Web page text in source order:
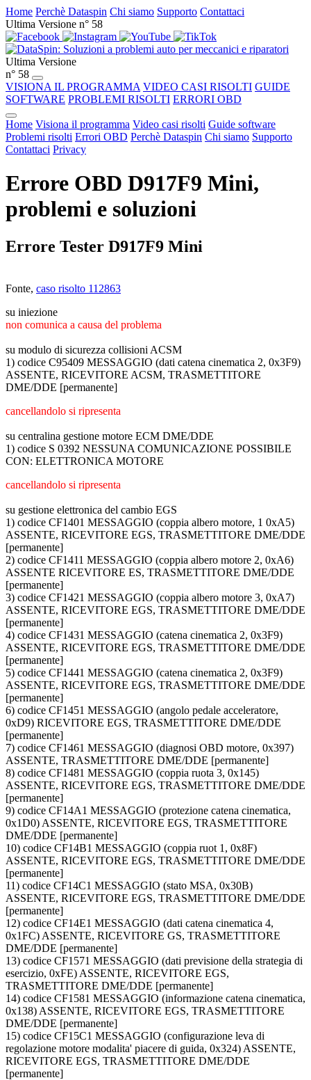
Home Perchè Dataspin Chi siamo Supporto Contattaci
Ultima Versione n° 58
Ultima Versione
n° 58
VISIONA IL PROGRAMMA VIDEO CASI RISOLTI GUIDE
SOFTWARE PROBLEMI RISOLTI ERRORI OBD
Home Visiona il programma Video casi risolti Guide software
Problemi risolti Errori OBD Perchè Dataspin Chi siamo Supporto
Contattaci Privacy
Errore OBD D917F9 Mini,
problemi e soluzioni
Errore Tester D917F9 Mini
Fonte, caso risolto 112863
su iniezione
non comunica a causa del problema
su modulo di sicurezza collisioni ACSM
1) codice C95409 MESSAGGIO (dati catena cinematica 2, 0x3F9)
ASSENTE, RICEVITORE ACSM, TRASMETTITORE
DME/DDE [permanente]
cancellandolo si ripresenta
su centralina gestione motore ECM DME/DDE
1) codice S 0392 NESSUNA COMUNICAZIONE POSSIBILE
CON: ELETTRONICA MOTORE
cancellandolo si ripresenta
su gestione elettronica del cambio EGS
1) codice CF1401 MESSAGGIO (coppia albero motore, 1 0xA5)
ASSENTE, RICEVITORE EGS, TRASMETTITORE DME/DDE
[permanente]
2) codice CF1411 MESSAGGIO (coppia albero motore 2, 0xA6)
ASSENTE RICEVITORE ES, TRASMETTITORE DME/DDE
[permanente]
3) codice CF1421 MESSAGGIO (coppia albero motore 3, 0xA7)
ASSENTE, RICEVITORE EGS, TRASMETTITORE DME/DDE
[permanente]
4) codice CF1431 MESSAGGIO (catena cinematica 2, 0x3F9)
ASSENTE, RICEVITORE EGS, TRASMETTITORE DME/DDE
[permanente]
5) codice CF1441 MESSAGGIO (catena cinematica 2, 0x3F9)
ASSENTE, RICEVITORE EGS, TRASMETTITORE DME/DDE
[permanente]
6) codice CF1451 MESSAGGIO (angolo pedale acceleratore,
0xD9) RICEVITORE EGS, TRASMETTITORE DME/DDE
[permanente]
7) codice CF1461 MESSAGGIO (diagnosi OBD motore, 0x397)
ASSENTE, TRASMETTITORE DME/DDE [permanente]
8) codice CF1481 MESSAGGIO (coppia ruota 3, 0x145)
ASSENTE, RICEVITORE EGS, TRASMETTITORE DME/DDE
[permanente]
9) codice CF14A1 MESSAGGIO (protezione catena cinematica,
0x1D0) ASSENTE, RICEVITORE EGS, TRASMETTITORE
DME/DDE [permanente]
10) codice CF14B1 MESSAGGIO (coppia ruot 1, 0x8F)
ASSENTE, RICEVITORE EGS, TRASMETTITORE DME/DDE
[permanente]
11) codice CF14C1 MESSAGGIO (stato MSA, 0x30B)
ASSENTE, RICEVITORE EGS, TRASMETTITORE DME/DDE
[permanente]
12) codice CF14E1 MESSAGGIO (dati catena cinematica 4,
0x1FC) ASSENTE, RICEVITORE GS, TRASMETTITORE
DME/DDE [permanente]
13) codice CF1571 MESSAGGIO (dati previsione della strategia di
esercizio, 0xFE) ASSENTE, RICEVITORE EGS,
TRASMETTITORE DME/DDE [permanente]
14) codice CF1581 MESSAGGIO (informazione catena cinematica,
0x138) ASSENTE, RICEVITORE EGS, TRASMETTITORE
DME/DDE [permanente]
15) codice CF15C1 MESSAGGIO (configurazione leva di
regolazione motore modalita' piacere di guida, 0x324) ASSENTE,
RICEVITORE EGS, TRASMETTITORE DME/DDE
[permanente]